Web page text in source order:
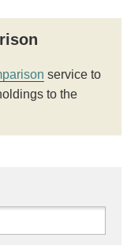
service to
to the